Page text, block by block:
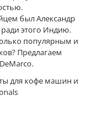
был Александр
этого Индию.
популярным и
Предлагаем
для кофе машин и